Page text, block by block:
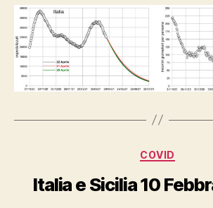
Categorie
COVID
Italia e Sicilia 10